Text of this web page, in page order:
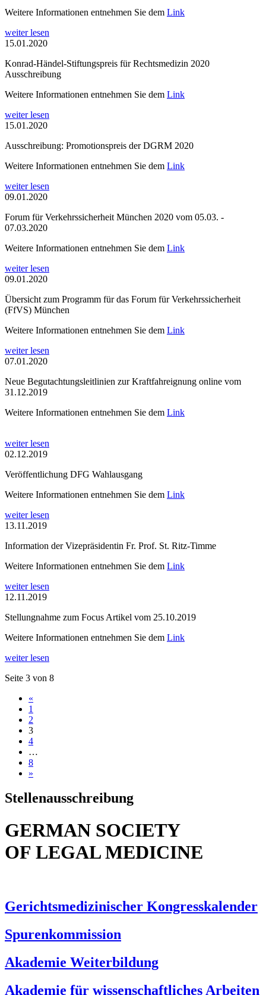
Weitere Informationen entnehmen Sie dem Link
weiter lesen
15.01.2020
Konrad-Händel-Stiftungspreis für Rechtsmedizin 2020
Ausschreibung
Weitere Informationen entnehmen Sie dem Link
weiter lesen
15.01.2020
Ausschreibung: Promotionspreis der DGRM 2020
Weitere Informationen entnehmen Sie dem Link
weiter lesen
09.01.2020
Forum für Verkehrssicherheit München 2020 vom 05.03. -
07.03.2020
Weitere Informationen entnehmen Sie dem Link
weiter lesen
09.01.2020
Übersicht zum Programm für das Forum für Verkehrssicherheit
(FfVS) München
Weitere Informationen entnehmen Sie dem Link
weiter lesen
07.01.2020
Neue Begutachtungsleitlinien zur Kraftfahreignung online vom
31.12.2019
Weitere Informationen entnehmen Sie dem Link
weiter lesen
02.12.2019
Veröffentlichung DFG Wahlausgang
Weitere Informationen entnehmen Sie dem Link
weiter lesen
13.11.2019
Information der Vizepräsidentin Fr. Prof. St. Ritz-Timme
Weitere Informationen entnehmen Sie dem Link
weiter lesen
12.11.2019
Stellungnahme zum Focus Artikel vom 25.10.2019
Weitere Informationen entnehmen Sie dem Link
weiter lesen
Seite 3 von 8
«
1
2
3
4
…
8
»
Stellenausschreibung
GERMAN SOCIETY
OF LEGAL MEDICINE
Gerichtsmedizinischer Kongresskalender
Spurenkommission
Akademie Weiterbildung
Akademie für wissenschaftliches Arbeiten